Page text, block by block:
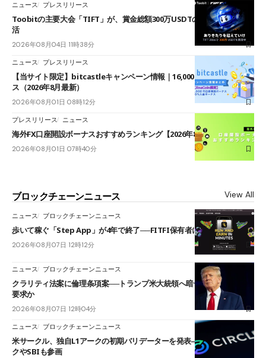
ニュース プレスリリース
Toobitの主要大会「TIFT」が、賞金総額300万USDTのレースとして復
活
2026年08月04日 11時38分
ニュース プレスリリース
【当サイト限定】bitcastleキャンペーン情報｜16,000円口座開設ボーナ
ス（2026年8月最新）
2026年08月01日 08時12分
プレスリリース ニュース
海外FX口座開設ボーナスおすすめランキング【2026年8月最新】
2026年08月01日 07時40分
ブロックチェーンニュース View All
ニュース ブロックチェーンニュース
歩いて稼ぐ「Step App」が4年で終了──FITFI保有者に対応呼びかけ
2026年08月07日 12時12分
ニュース ブロックチェーンニュース
クラリティ法案に倫理条項案──トランプ米大統領へ暗号資産事業の売却
要求か
2026年08月07日 12時04分
ニュース ブロックチェーンニュース
米サークル、独自L1アークの初期バリデーターを発表――ブラックロッ
クやSBIも参画